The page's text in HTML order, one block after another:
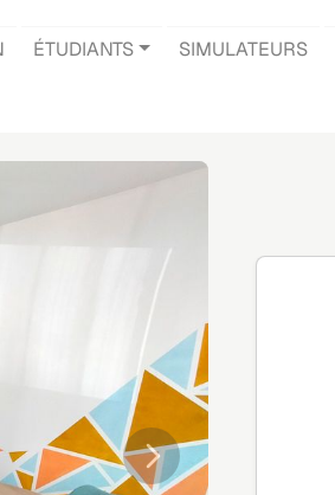
ÉTUDIANTS SIMULATEURS
Suivante